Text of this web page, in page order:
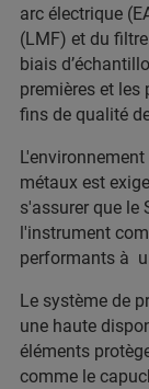
arc électrique
(LMF) et du
biais
premières et
fins de qualité
métaux est
s'assurer que le
l'instrument
performants à
Le système de
une haute
éléments
comme le